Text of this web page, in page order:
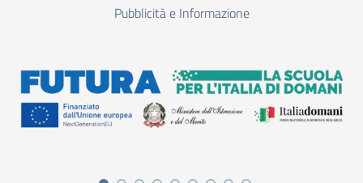
Pubblicità e Informazione